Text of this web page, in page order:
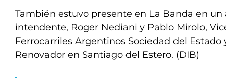
También estuvo presente en La Banda en
intendente, Roger Nediani y Pablo Mirolo,
Ferrocarriles Argentinos Sociedad del
Renovador en Santiago del Estero. (DIB)